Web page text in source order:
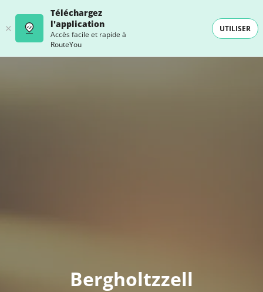
Téléchargez
l'application
Accès facile et rapide à
RouteYou
UTILISER
Bergholtzzell